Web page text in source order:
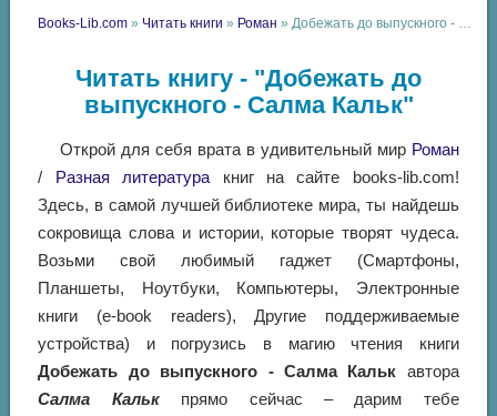
Books-Lib.com » Читать книги » Роман » Добежать до выпускного - Салма Кальк
Читать книгу - "Добежать до
выпускного - Салма Кальк"
Открой для себя врата в удивительный мир Роман
/ Разная литература книг на сайте books-lib.com!
Здесь, в самой лучшей библиотеке мира, ты найдешь
сокровища слова и истории, которые творят чудеса.
Возьми свой любимый гаджет (Смартфоны,
Планшеты, Ноутбуки, Компьютеры, Электронные
книги (e-book readers), Другие поддерживаемые
устройства) и погрузись в магию чтения книги
Добежать до выпускного - Салма Кальк автора
Салма Калькпрямо сейчас – дарим тебе